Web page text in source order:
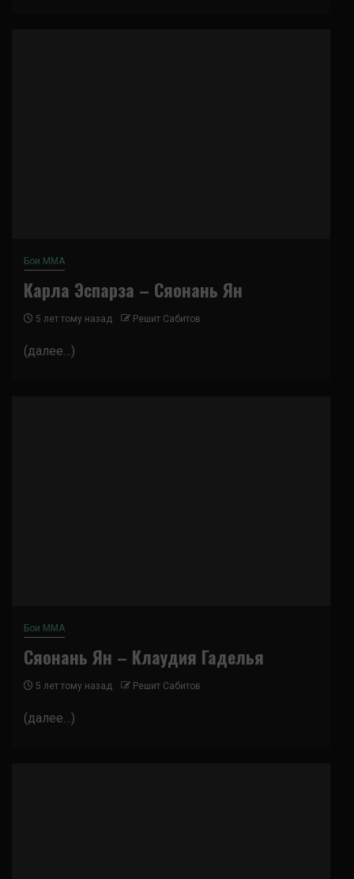
Бои ММА
Карла Эспарза – Сяонань Ян
5 лет тому назад Решит Сабитов
(далее…)
Бои ММА
Сяонань Ян – Клаудия Гаделья
5 лет тому назад Решит Сабитов
(далее…)